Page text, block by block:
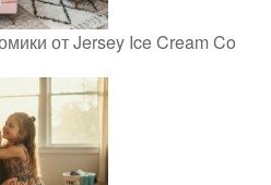
от Jersey Ice Cream Co